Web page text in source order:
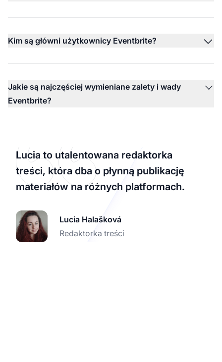
Kim są główni użytkownicy Eventbrite?
Jakie są najczęściej wymieniane zalety i wady
Eventbrite?
Lucia to utalentowana redaktorka
treści, która dba o płynną publikację
materiałów na różnych platformach.
Lucia Halašková
Redaktorka treści